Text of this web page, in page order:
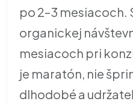
po 2–3
organickej
mesiacoch pri
je maratón, nie
dlhodobé a